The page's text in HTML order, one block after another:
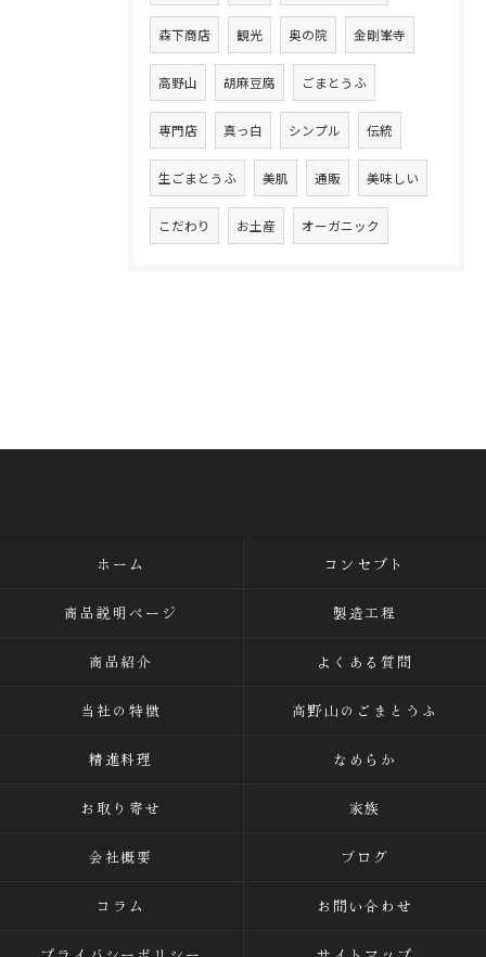
森下商店 観光 奥の院 金剛峯寺
高野山 胡麻豆腐 ごまとうふ
専門店 真っ白 シンプル 伝統
生ごまとうふ 美肌 通販 美味しい
こだわり お土産 オーガニック
ホーム コンセプト
商品説明ページ 製造工程
商品紹介 よくある質問
当社の特徴 高野山のごまとうふ
精進料理 なめらか
お取り寄せ 家族
会社概要 ブログ
コラム お問い合わせ